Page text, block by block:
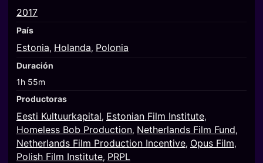
2017
País
Estonia, Holanda, Polonia
Duración
1h 55m
Productoras
Eesti Kultuurkapital, Estonian Film Institute,
Homeless Bob Production, Netherlands Film Fund,
Netherlands Film Production Incentive, Opus Film,
Polish Film Institute, PRPL